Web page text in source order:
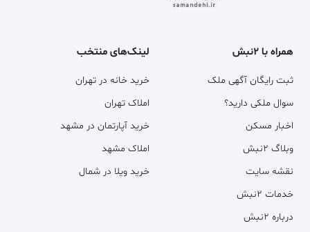
همراه با ۲نبش
ثبت رایگان آگهی ملک
سوال ملکی دارید؟
اخبار مسکن
وبلاگ ۲نبش
نقشه سایت
خدمات ۲نبش
درباره ۲نبش
لینک‌های منتخب
خرید خانه در تهران
املاک تهران
خرید آپارتمان در مشهد
املاک مشهد
خرید ویلا در شمال